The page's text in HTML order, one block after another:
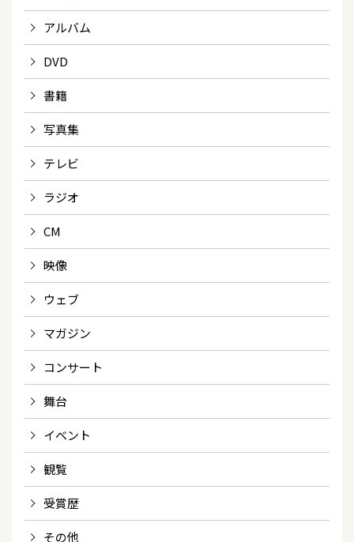
アルバム
DVD
書籍
写真集
テレビ
ラジオ
CM
映像
ウェブ
マガジン
コンサート
舞台
イベント
観覧
受賞歴
その他